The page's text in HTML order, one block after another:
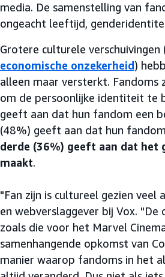
media. De samenstelling van
ongeacht leeftijd,
Grotere culturele
economische onzekerheid)
alleen maar versterkt. Fandoms
om de persoonlijke identiteit te
geeft aan dat hun fandom een
(48%) geeft aan dat hun
derde (36%) geeft aan dat
maakt.
"Fan zijn is cultureel gezien veel
en webverslaggever bij Vox.
zoals die voor het Marvel
samenhangende opkomst van
manier waarop fandoms in het